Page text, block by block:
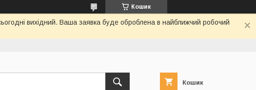
Кошик
вихідний. Ваша заявка буде оброблена в найближчий робочий
Кошик